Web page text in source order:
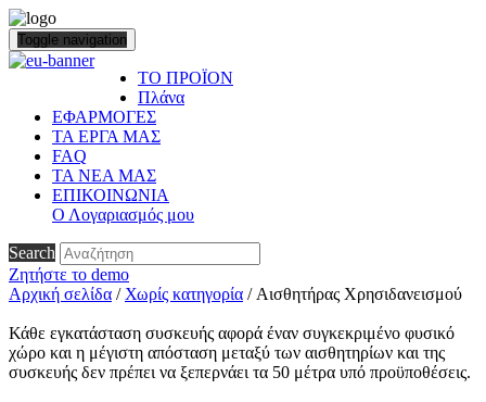
Toggle navigation
ΤΟ ΠΡΟΪΟΝ
Πλάνα
ΕΦΑΡΜΟΓΕΣ
ΤΑ ΕΡΓΑ ΜΑΣ
FAQ
ΤΑ ΝΕΑ ΜΑΣ
ΕΠΙΚΟΙΝΩΝΙΑ
Ο Λογαριασμός μου
Search
Ζητήστε το demo
Αρχική σελίδα / Χωρίς κατηγορία / Αισθητήρας Χρησιδανεισμού
Κάθε εγκατάσταση συσκευής αφορά έναν συγκεκριμένο φυσικό
χώρο και η μέγιστη απόσταση μεταξύ των αισθητηρίων και της
συσκευής δεν πρέπει να ξεπερνάει τα 50 μέτρα υπό προϋποθέσεις.